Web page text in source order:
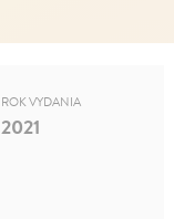
ROK VYDANIA
2021